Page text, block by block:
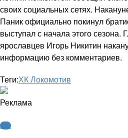
своих социальных сетях.
Паник официально покинул
выступал с начала этого сезона.
ярославцев Игорь Никитин
информацию без комментариев.
Теги:ХК Локомотив
Реклама
КХЛ